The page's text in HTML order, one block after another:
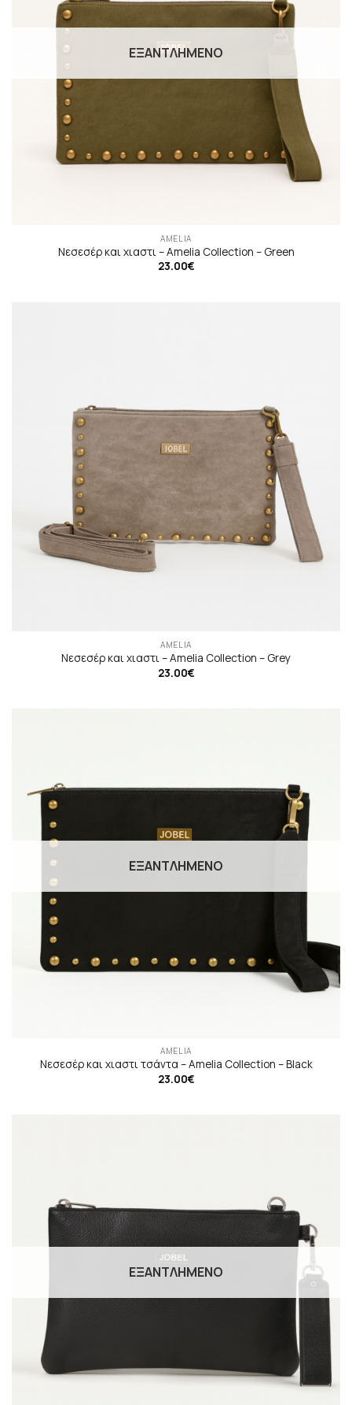
ΕΞΑΝΤΛΗΜΈΝΟ
AMELIA
Νεσεσέρ και χιαστι – Αmelia Collection – Green
23.00€
AMELIA
Νεσεσέρ και χιαστι – Αmelia Collection – Grey
23.00€
ΕΞΑΝΤΛΗΜΈΝΟ
AMELIA
Νεσεσέρ και χιαστι τσάντα – Amelia Collection – Black
23.00€
ΕΞΑΝΤΛΗΜΈΝΟ